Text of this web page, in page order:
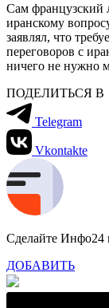
Сам французский
иранскому
заявлял, что
переговоров с
ничего не нужно
ПОДЕЛИТЬСЯ В
Telegram
Vkontakte
Сделайте Инфо24
ДОБАВИТЬ